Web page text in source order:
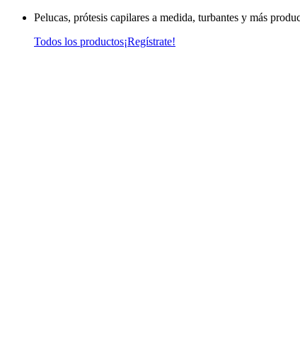
Pelucas, prótesis capilares a medida, turbantes y más
Todos los productos¡Regístrate!